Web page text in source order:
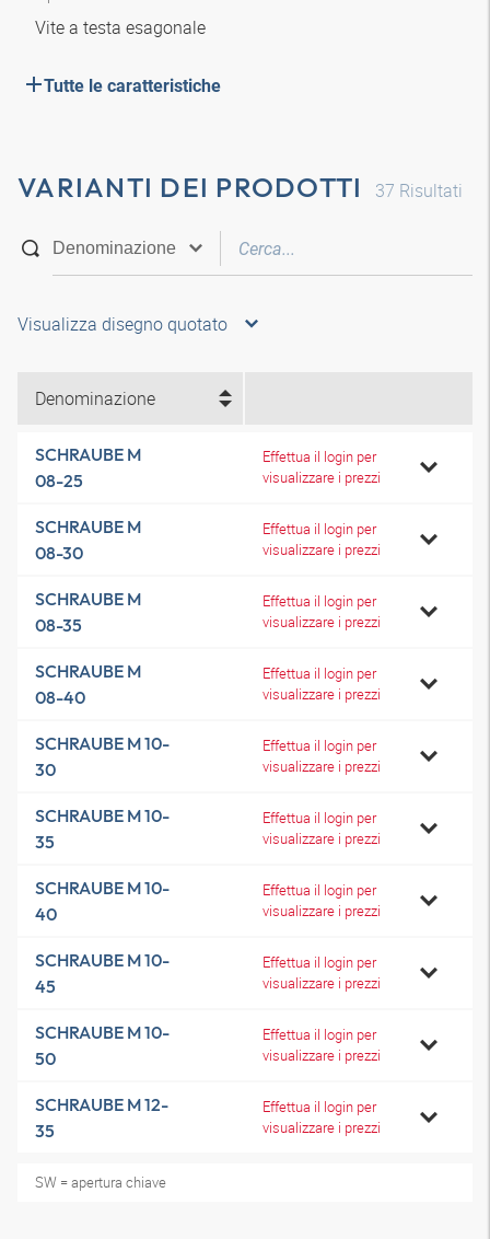
Vite a testa esagonale
Tutte le caratteristiche
VARIANTI DEI PRODOTTI 37 Risultati
Visualizza disegno quotato
Denominazione
SCHRAUBE M
08-25
Effettua il login per
visualizzare i prezzi
SCHRAUBE M
08-30
Effettua il login per
visualizzare i prezzi
SCHRAUBE M
08-35
Effettua il login per
visualizzare i prezzi
SCHRAUBE M
08-40
Effettua il login per
visualizzare i prezzi
SCHRAUBE M 10-
30
Effettua il login per
visualizzare i prezzi
SCHRAUBE M 10-
35
Effettua il login per
visualizzare i prezzi
SCHRAUBE M 10-
40
Effettua il login per
visualizzare i prezzi
SCHRAUBE M 10-
45
Effettua il login per
visualizzare i prezzi
SCHRAUBE M 10-
50
Effettua il login per
visualizzare i prezzi
SCHRAUBE M 12-
35
Effettua il login per
visualizzare i prezzi
SW = apertura chiave